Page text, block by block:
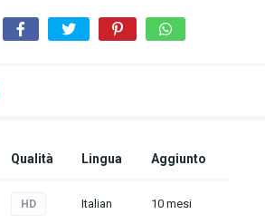
Qualità Lingua Aggiunto
HD Italian 10 mesi